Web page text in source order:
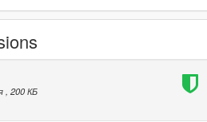
, 200 КБ